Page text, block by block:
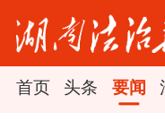
首页 头条 要闻